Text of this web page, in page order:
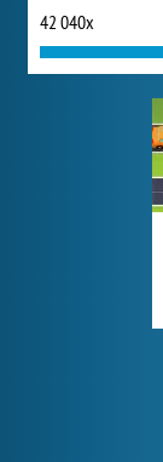
42 040x